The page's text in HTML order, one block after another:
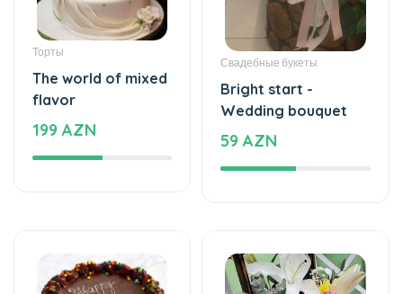
Торты
The world of mixed
flavor
199 AZN
Свадебные букеты
Bright start -
Wedding bouquet
59 AZN